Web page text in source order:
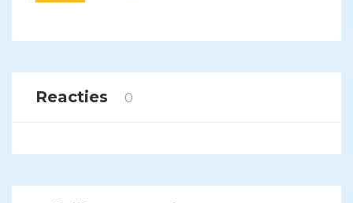
Reacties 0